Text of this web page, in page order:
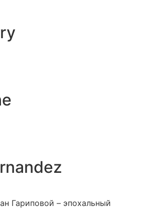
Гариповой – эпохальный